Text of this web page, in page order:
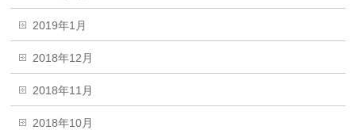
2019年1月
2018年12月
2018年11月
2018年10月